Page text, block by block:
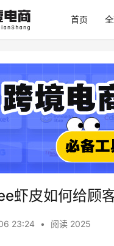
首页
虾皮如何给顾
23:24 • 阅读 2025